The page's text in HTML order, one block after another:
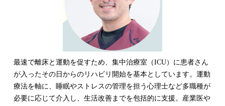
最速で離床と運動を促すため、集中治療室（ICU）に患者さん
が入ったその日からのリハビリ開始を基本としています。運動
療法を軸に、睡眠やストレスの管理を担う心理士など多職種が
必要に応じて介入し、生活改善までを包括的に支援。産業医や